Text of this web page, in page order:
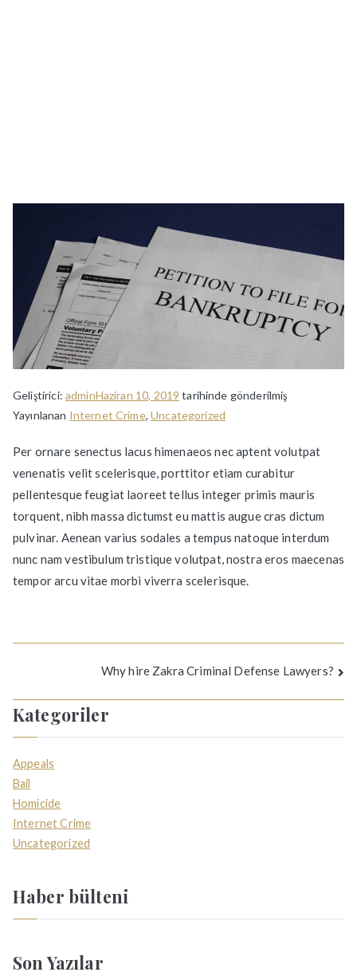
Geliştirici: adminHaziran 10, 2019 tarihinde gönderilmiş
Yayınlanan Internet Crime,Uncategorized
Per ornare senectus lacus himenaeos nec aptent volutpat
venenatis velit scelerisque, porttitor etiam curabitur
pellentesque feugiat laoreet tellus integer primis mauris
torquent, nibh massa dictumst eu mattis augue cras dictum
pulvinar. Aenean varius sodales a tempus natoque interdum
nunc nam vestibulum tristique volutpat, nostra eros maecenas
tempor arcu vitae morbi viverra scelerisque.
gezinmesi
Why hire Zakra Criminal Defense Lawyers?
Kategoriler
Appeals
Bail
Homicide
Internet Crime
Uncategorized
Haber bülteni
Son Yazılar